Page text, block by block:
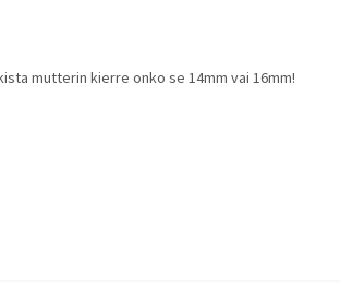
mutterin kierre onko se 14mm vai 16mm!